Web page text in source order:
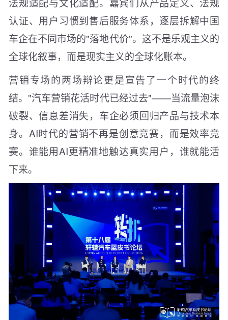
认证、用户习惯到售后服务体系，逐层拆解中国
车企在不同市场的"落地代价"。这不是乐观主义的
全球化叙事，而是现实主义的全球化账本。
营销专场的两场辩论更是宣告了一个时代的终
结。"汽车营销花活时代已经过去"——当流量泡沫
破裂、信息差消失，车企必须回归产品与技术本
身。AI时代的营销不再是创意竞赛，而是效率竞
赛。谁能用AI更精准地触达真实用户，谁就能活
下来。